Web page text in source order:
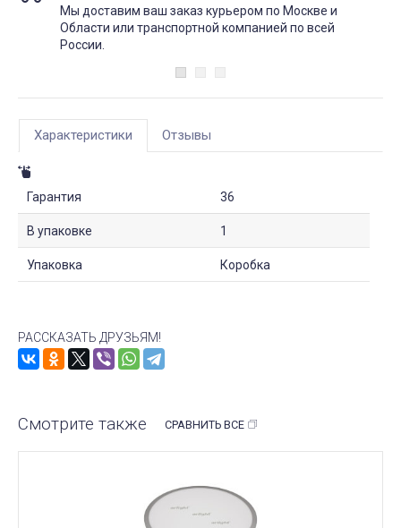
Мы доставим ваш заказ курьером по Москве и
Области или транспортной компанией по всей
России.
Характеристики Отзывы
Гарантия 36
В упаковке 1
Упаковка Коробка
РАССКАЗАТЬ ДРУЗЬЯМ!
Смотрите также СРАВНИТЬ ВСЕ